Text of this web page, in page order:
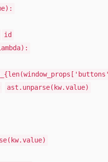
id
ast.unparse(kw.value)